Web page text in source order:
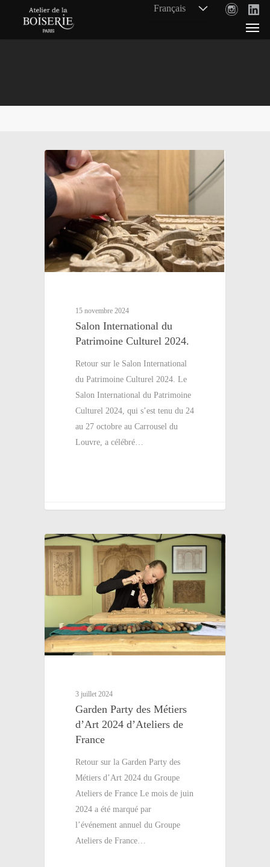
15 novembre 2024
Salon International du
Patrimoine Culturel 2024.
Retour sur le Salon International
du Patrimoine Culturel 2024. Le
Salon International du Patrimoine
Culturel 2024, qui s’est tenu du 24
au 27 octobre au Carrousel du
Louvre, a célébré…
3 juillet 2024
Garden Party des Métiers
d’Art 2024 d’Ateliers de
France
Retour sur la Garden Party des
Métiers d’Art 2024 du Groupe
Ateliers de France Le mois de juin
2024 a été marqué par
l’événement annuel du Groupe
Ateliers de France…